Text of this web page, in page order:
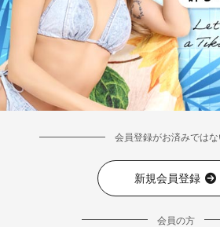
会員登録がお済みでは
新規会員登録
会員の方